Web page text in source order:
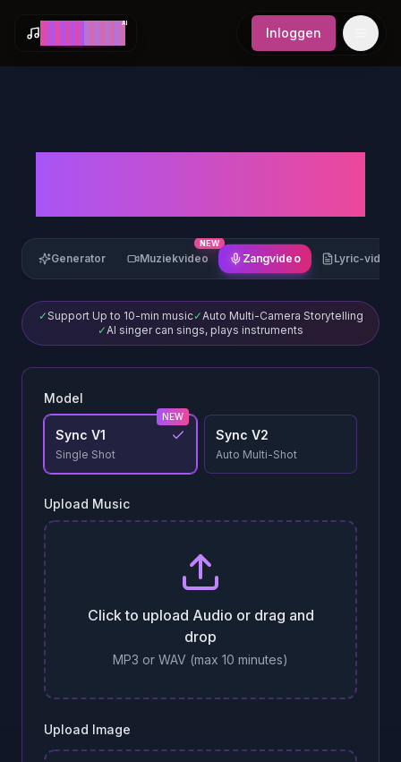
AI
Inloggen
Generator Muziekvideo
NEW
Zangvideo Lyric-video
✓Support Up to 10-min music✓Auto Multi-Camera Storytelling
✓AI singer can sings, plays instruments
Model
Sync V1
Single Shot
NEW
Sync V2
Auto Multi-Shot
Upload Music
Click to upload Audio or drag and
drop
MP3 or WAV (max 10 minutes)
Upload Image